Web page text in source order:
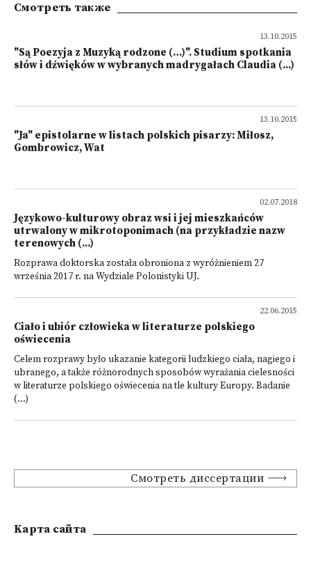
Смотреть также
13.10.2015
"Są Poezyja z Muzyką rodzone (…)". Studium spotkania
słów i dźwięków w wybranych madrygałach Claudia (...)
13.10.2015
"Ja" epistolarne w listach polskich pisarzy: Miłosz,
Gombrowicz, Wat
02.07.2018
Językowo-kulturowy obraz wsi i jej mieszkańców
utrwalony w mikrotoponimach (na przykładzie nazw
terenowych (...)
Rozprawa doktorska została obroniona z wyróżnieniem 27
września 2017 r. na Wydziale Polonistyki UJ.
22.06.2015
Ciało i ubiór człowieka w literaturze polskiego
oświecenia
Celem rozprawy było ukazanie kategorii ludzkiego ciała, nagiego i
ubranego, a także różnorodnych sposobów wyrażania cielesności
w literaturze polskiego oświecenia na tle kultury Europy. Badanie
(...)
Смотреть диссертации
Kарта сайта